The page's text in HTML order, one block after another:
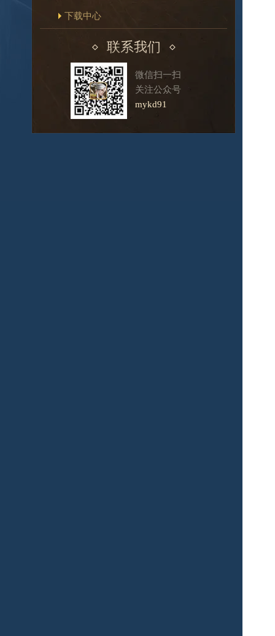
下载中心
联系我们
微信扫一扫
关注公众号
mykd91